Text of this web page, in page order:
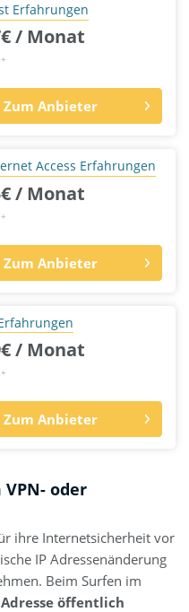
Erfahrungen
/ Monat
Zum Anbieter
Access Erfahrungen
/ Monat
Zum Anbieter
/ Monat
Zum Anbieter
oder
ihre Internetsicherheit vor
IP Adressenänderung
Beim Surfen im
öffentlich